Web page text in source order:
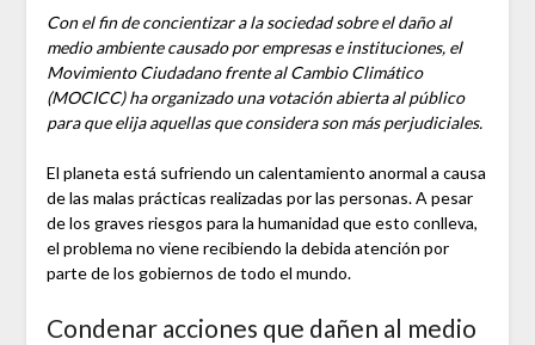
Con el fin de concientizar a la sociedad sobre el daño al
medio ambiente causado por empresas e instituciones, el
Movimiento Ciudadano frente al Cambio Climático
(MOCICC) ha organizado una votación abierta al público
para que elija aquellas que considera son más perjudiciales.
El planeta está sufriendo un calentamiento anormal a causa
de las malas prácticas realizadas por las personas. A pesar
de los graves riesgos para la humanidad que esto conlleva,
el problema no viene recibiendo la debida atención por
parte de los gobiernos de todo el mundo.
Condenar acciones que dañen al medio